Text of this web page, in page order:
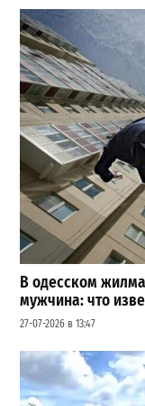
В одесском
мужчина: что
27-07-2026 в 13:47